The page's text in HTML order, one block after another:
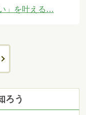
」を叶える…
ろう